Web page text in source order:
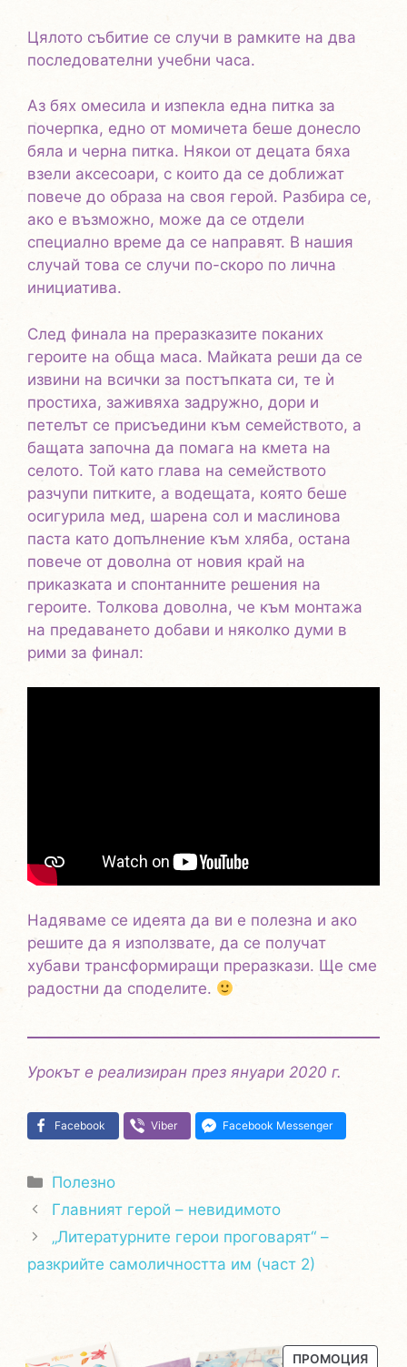
Цялото събитие се случи в рамките на два
последователни учебни часа.
Аз бях омесила и изпекла една питка за
почерпка, едно от момичета беше донесло
бяла и черна питка. Някои от децата бяха
взели аксесоари, с които да се доближат
повече до образа на своя герой. Разбира се,
ако е възможно, може да се отдели
специално време да се направят. В нашия
случай това се случи по-скоро по лична
инициатива.
След финала на преразказите поканих
героите на обща маса. Майката реши да се
извини на всички за постъпката си, те ѝ
простиха, заживяха задружно, дори и
петелът се присъедини към семейството, а
бащата започна да помага на кмета на
селото. Той като глава на семейството
разчупи питките, а водещата, която беше
осигурила мед, шарена сол и маслинова
паста като допълнение към хляба, остана
повече от доволна от новия край на
приказката и спонтанните решения на
героите. Толкова доволна, че към монтажа
на предаването добави и няколко думи в
рими за финал:
Надяваме се идеята да ви е полезна и ако
решите да я използвате, да се получат
хубави трансформиращи преразкази. Ще сме
радостни да споделите.
Урокът е реализиран през януари 2020 г.
Facebook Viber Facebook Messenger
Категории
Полезно
Главният герой – невидимото
„Литературните герои проговарят“ –
разкрийте самоличността им (част 2)
ПРОМОЦИЯ